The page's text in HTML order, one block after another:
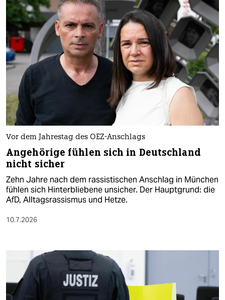
Vor dem Jahrestag des OEZ-Anschlags
Angehörige fühlen sich in Deutschland
nicht sicher
Zehn Jahre nach dem rassistischen Anschlag in München
fühlen sich Hinterbliebene unsicher. Der Hauptgrund: die
AfD, Alltagsrassismus und Hetze.
10.7.2026